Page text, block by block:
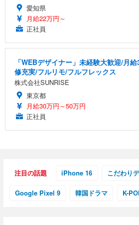
愛知県
月給22万円～
正社員
「WEBデザイナー」未経験大歓迎/月
修充実/フルリモ/フルフレックス
株式会社SUNRISE
東京都
月給30万円～50万円
正社員
注目の話題 iPhone 16 こだわり
Google Pixel 9 韓国ドラマ K-